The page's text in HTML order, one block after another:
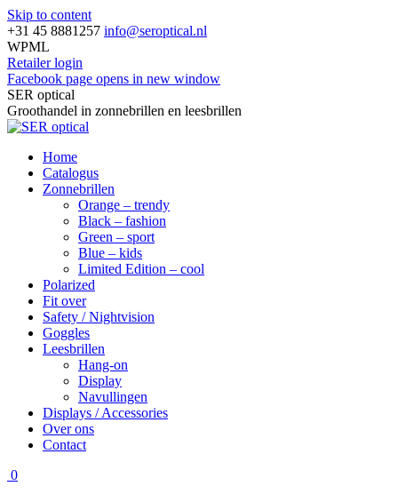
Skip to content
+31 45 8881257 info@seroptical.nl
WPML
Retailer login
Facebook page opens in new window
SER optical
Groothandel in zonnebrillen en leesbrillen
Home
Catalogus
Zonnebrillen
Orange – trendy
Black – fashion
Green – sport
Blue – kids
Limited Edition – cool
Polarized
Fit over
Safety / Nightvision
Goggles
Leesbrillen
Hang-on
Display
Navullingen
Displays / Accessories
Over ons
Contact
0